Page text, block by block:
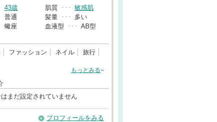
43歳 肌質 ･･･ 敏感肌
普通 髪量 ･･･
多い
蠍座 血液型 ･･･ AB型
ファッション ネイル
旅行
もっとみる
まだ設定されていません
プロフィールをみる